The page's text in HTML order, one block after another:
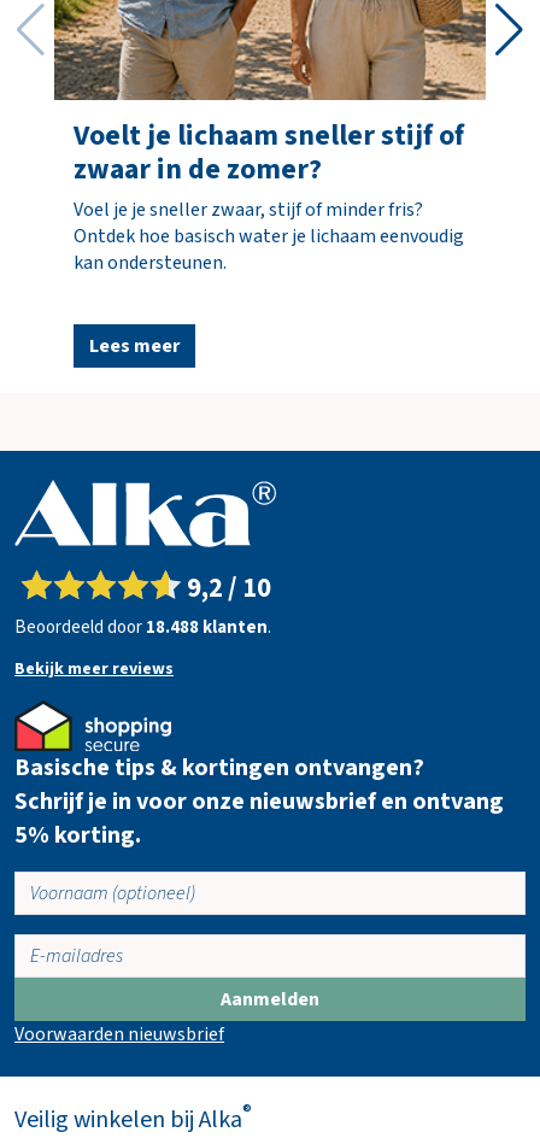
Voelt je lichaam sneller stijf of
zwaar in de zomer?
Voel je je sneller zwaar, stijf of minder fris?
Ontdek hoe basisch water je lichaam eenvoudig
kan ondersteunen.
Lees meer
9,2 / 10
Beoordeeld door18.488 klanten.
Bekijk meer reviews
Basische tips & kortingen ontvangen?
Schrijf je in voor onze nieuwsbrief en ontvang
5% korting.
Aanmelden
Voorwaarden nieuwsbrief
Veilig winkelen bij Alka®
incl. opties
Totaal € 0,00
incl. BTW
(€ 0,00)
B
s
t
e
l
e
a
i
n
k
e
l
g
e
n